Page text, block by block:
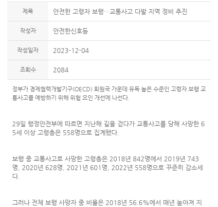
제목 안전한 고령자 보행…교통사고 다발 지역 정비 추진
작성자 안전한신호등
작성일자 2023-12-04
조회수 2084
정부가 경제협력개발기구(OECD) 회원국 가운데 유독 높은 수준인 고령자 보행 교
통사고를 예방하기 위해 위험 요인 개선에 나선다.
29일 행정안전부에 따르면 지난해 길을 걷다가 교통사고를 당해 사망한 6
5세 이상 고령층은 558명으로 집계됐다.
보행 중 교통사고로 사망한 고령층은 2018년 842명에서 2019년 743
명, 2020년 628명, 2021년 601명, 2022년 558명으로 꾸준히 감소세
다.
그러나 전체 보행 사망자 중 비율은 2018년 56.6%에서 매년 높아져 지